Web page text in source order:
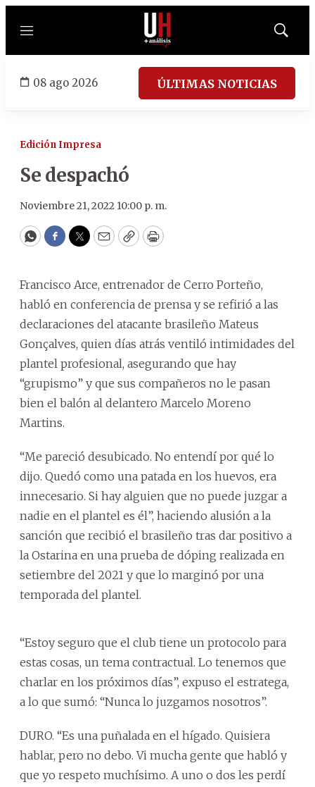
Menú
Mostrar
08 ago 2026 ÚLTIMAS NOTICIAS
Edición Impresa
Se despachó
Noviembre 21, 2022 10:00 p. m.
WhatsApp
Facebook
Twitter
EmailCopyPrint
Francisco Arce, entrenador de Cerro Porteño,
habló en conferencia de prensa y se refirió a las
declaraciones del atacante brasileño Mateus
Gonçalves, quien días atrás ventiló intimidades del
plantel profesional, asegurando que hay
“grupismo” y que sus compañeros no le pasan
bien el balón al delantero Marcelo Moreno
Martins.
“Me pareció desubicado. No entendí por qué lo
dijo. Quedó como una patada en los huevos, era
innecesario. Si hay alguien que no puede juzgar a
nadie en el plantel es él”, haciendo alusión a la
sanción que recibió el brasileño tras dar positivo a
la Ostarina en una prueba de dóping realizada en
setiembre del 2021 y que lo marginó por una
temporada del plantel.
“Estoy seguro que el club tiene un protocolo para
estas cosas, un tema contractual. Lo tenemos que
charlar en los próximos días”, expuso el estratega,
a lo que sumó: “Nunca lo juzgamos nosotros”.
DURO. “Es una puñalada en el hígado. Quisiera
hablar, pero no debo. Vi mucha gente que habló y
que yo respeto muchísimo. A uno o dos les perdí